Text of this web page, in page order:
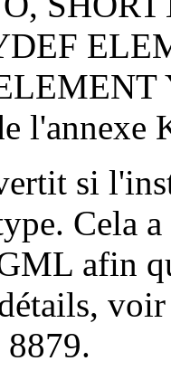
l'annexe
si
Cela
afin